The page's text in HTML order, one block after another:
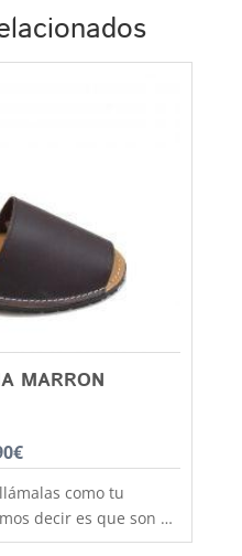
MARRON
€
como tu
decir es que son de
por completo en